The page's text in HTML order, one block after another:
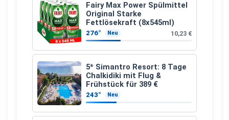
Fairy Max Power Spülmittel
Original Starke
Fettlösekraft (8x545ml)
276° Neu 10,23 €
5* Simantro Resort: 8 Tage
Chalkidiki mit Flug &
Frühstück für 389 €
243° Neu